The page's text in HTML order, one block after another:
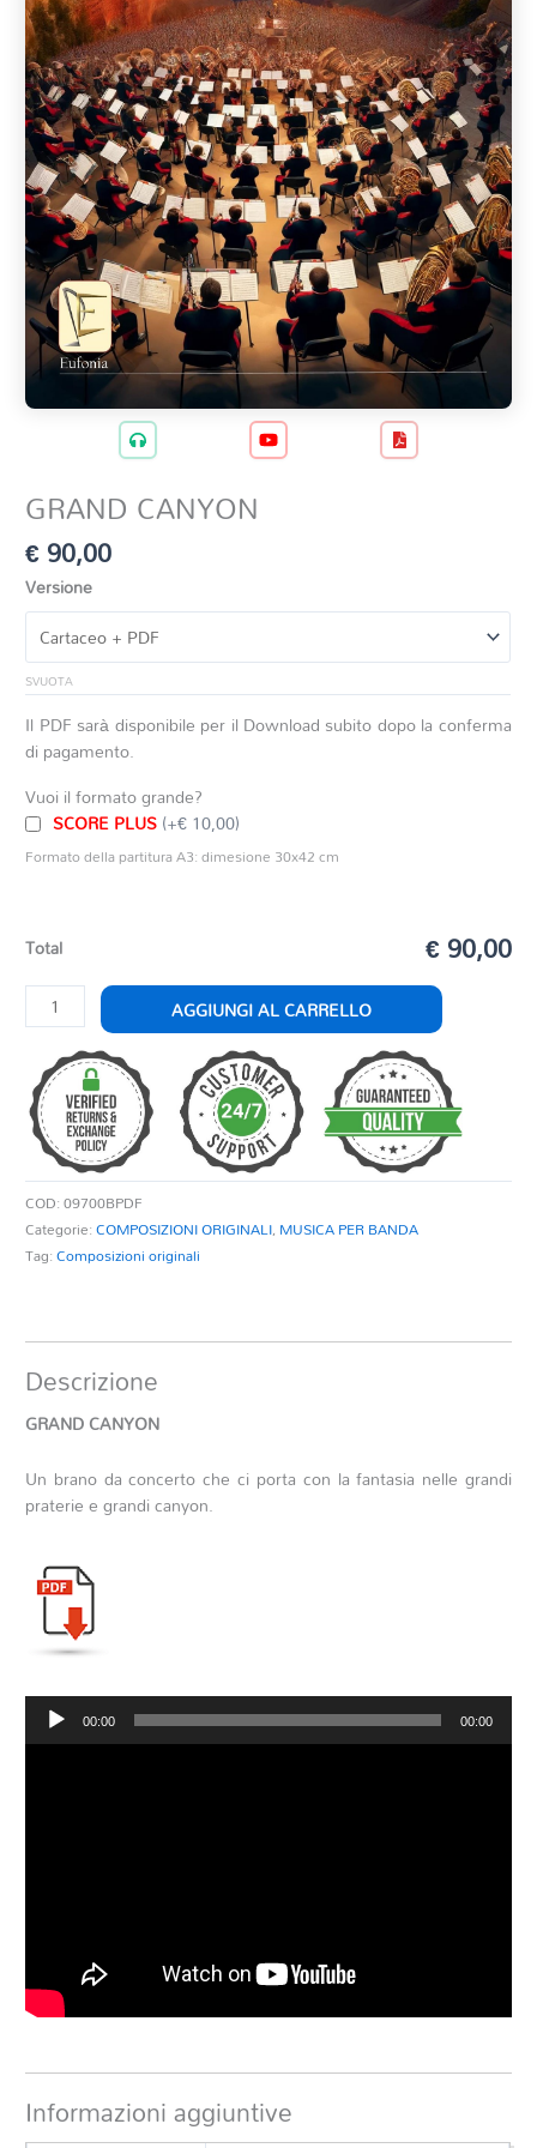
GRAND CANYON
€90,00
Versione
SVUOTA
Il PDF sarà disponibile per il Download subito dopo la conferma
di pagamento.
Vuoi il formato grande?
SCORE PLUS(+€ 10,00)
Formato della partitura A3: dimesione 30x42 cm
Total € 90,00
GRAND
CANYON
quantità
AGGIUNGI AL CARRELLO
COD:09700BPDF
Categorie:COMPOSIZIONI ORIGINALI, MUSICA PER BANDA
Tag:Composizioni originali
Descrizione
GRAND CANYON
Un brano da concerto che ci porta con la fantasia nelle grandi
praterie e grandi canyon.
Audio
Player
00:00 00:00
Informazioni aggiuntive